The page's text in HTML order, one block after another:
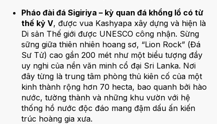
Pháo đài đá Sigiriya – kỳ quan đá khổng lồ có từ
thế kỷ V, được vua Kashyapa xây dựng và hiện là
Di sản Thế giới được UNESCO công nhận. Sừng
sững giữa thiên nhiên hoang sơ, “Lion Rock” (Đá
Sư Tử) cao gần 200 mét như một biểu tượng đầy
uy nghi của nền văn minh cổ đại Sri Lanka. Nơi
đây từng là trung tâm phòng thủ kiên cố của một
kinh thành rộng hơn 70 hecta, bao quanh bởi hào
nước, tường thành và những khu vườn với hệ
thống hồ nước độc đáo mang đậm dấu ấn kiến
trúc hoàng gia xưa.